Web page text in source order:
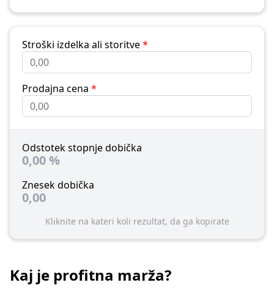
Stroški izdelka ali storitve*
Prodajna cena *
Odstotek stopnje dobička
0,00%
Znesek dobička
0,00
Kliknite na kateri koli rezultat, da ga kopirate
Kaj je profitna marža?